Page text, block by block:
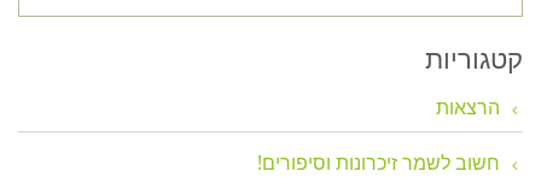
קטגוריות
הרצאות
חשוב לשמר זיכרונות וסיפורים!